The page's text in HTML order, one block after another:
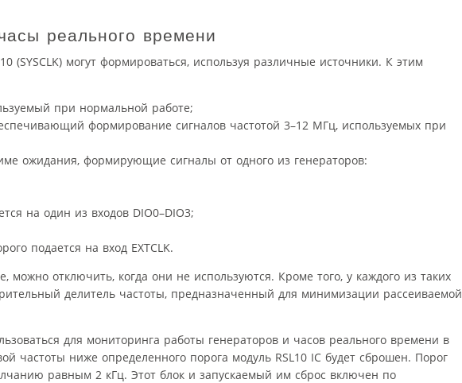
реального времени
(SYSCLK) могут формироваться, используя различные источники. К этим
при нормальной работе;
формирование сигналов частотой 3–12 МГц, используемых при
ожидания, формирующие сигналы от одного из генераторов:
на один из входов DIO0–DIO3;
подается на вход EXTCLK.
можно отключить, когда они не используются. Кроме того, у каждого из таких
делитель частоты, предназначенный для минимизации рассеиваемой
для мониторинга работы генераторов и часов реального времени в
частоты ниже определенного порога модуль RSL10 IC будет сброшен. Порог
равным 2 кГц. Этот блок и запускаемый им сброс включен по